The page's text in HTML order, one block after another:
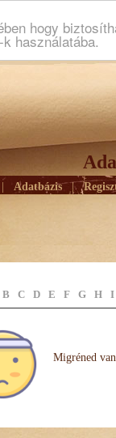
hogy
használatába.
Adatbázis |
B C D E F G H I
Migréned